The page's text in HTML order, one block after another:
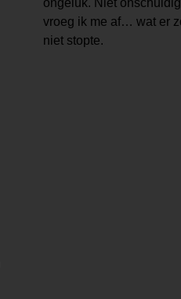
vroeg ik me af… wat er
niet stopte.